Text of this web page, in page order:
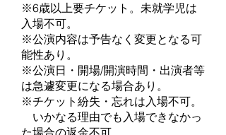
​※6歳以上要チケット。未就学児は
入場不可。
※公演内容は予告なく変更となる可
能性あり。
※公演日・開場/開演時間・出演者等
は急遽変更になる場合あり。
※チケット紛失・忘れは入場不可。
いかなる理由でも入場できなかっ